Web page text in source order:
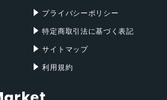
プライバシーポリシー
特定商取引法に基づく表記
サイトマップ
利用規約